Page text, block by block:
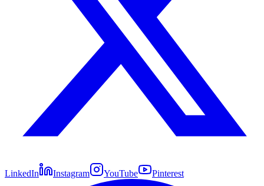
LinkedIn Instagram YouTube Pinterest